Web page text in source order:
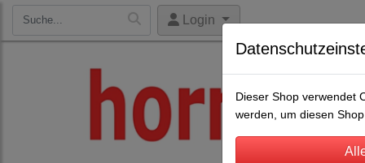
Login
Dieser Shop verwendet
werden, um diesen